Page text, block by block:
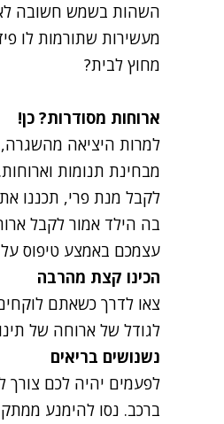
השהות בשמש חשובה
מעשירות שתורמות לו
מחוץ לבית?
ארוחות מסודרות? כן!
למרות היציאה מהשגרה,
מבחינת תנומות
לקבל מנת פרי, תכננו
בה הילד אמור לקבל
עצמכם באמצע טיפוס
הכינו קצת מהרבה
צאו לדרך כשאתם
לגודל של ארוחה של
נשנושים בריאים
לפעמים יהיה לכם צורך
ברכב. נסו להימנע